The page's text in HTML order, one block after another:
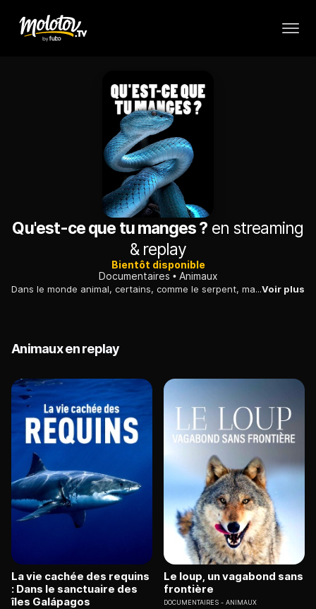
Qu'est-ce que tu manges ? en streaming
& replay
Bientôt disponible
Documentaires
Animaux
Dans le monde animal, certains, comme le serpent, mangent beaucoup en une seule fois, puis peuvent jeuner plusieurs jours, voire plusieurs semaines.Voir plus
Animaux en replay
La vie cachée des requins
: Dans le sanctuaire des
îles Galápagos
Le loup, un vagabond sans
frontière
DOCUMENTAIRES ANIMAUX